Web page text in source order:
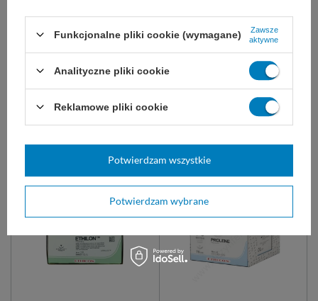
Zakończenie igły
wchłanialna
NIE
Na zamówienie
Zobacz podobne:
Funkcjonalne pliki cookie (wymagane)
Zawsze
aktywne
Analityczne pliki cookie
Reklamowe pliki cookie
Potwierdzam wybrane
Potwierdzam wszystkie